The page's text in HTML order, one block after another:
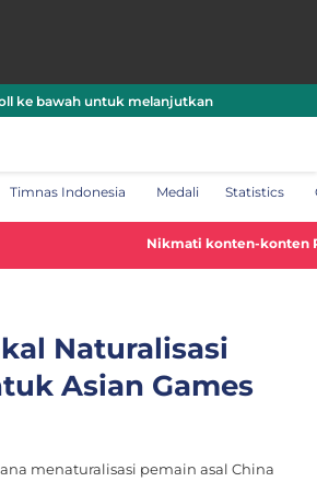
ke bawah untuk melanjutkan
Timnas Indonesia Medali Statistics
Nikmati konten-konten Piala
Naturalisasi
Asian Games
menaturalisasi pemain asal China